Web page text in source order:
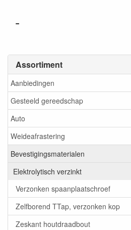
Assortiment
Aanbiedingen
Gesteeld gereedschap
Auto
Weideafrastering
Bevestigingsmaterialen
Elektrolytisch verzinkt
Verzonken spaanplaatschroef
Zelfborend TTap, verzonken kop
Zeskant houtdraadbout
-